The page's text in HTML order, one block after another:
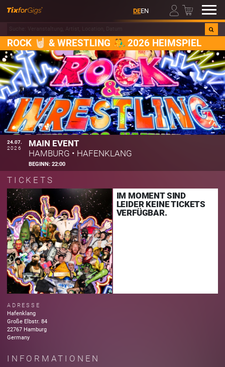
DEEN 00
ROCK 🤘🏻 & WRESTLING 🤼‍♂️ 2026 HEIMSPIEL
24.07.
2026
MAIN EVENT
HAMBURG • HAFENKLANG
BEGINN:22:00
TICKETS
IM MOMENT SIND
LEIDER KEINE TICKETS
VERFÜGBAR.
ADRESSE
Hafenklang
Große Elbstr. 84
22767 Hamburg
Germany
INFORMATIONEN